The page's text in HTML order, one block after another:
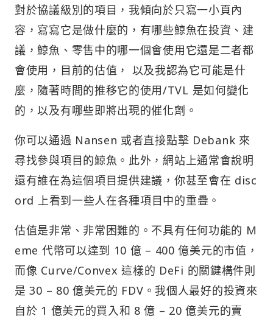
對於協議級別的項目，我傾向於只寫一小頁內
容，寫寫它是做什麼的，有哪些鯨魚在投資、建
議，鯨魚、零售中的哪一個會使用它還是二者都
會使用，目前的估值， 以及我認為它可能是什
麼，隨著時間的推移它的使用/TVL 是如何變化
的，以及有哪些即將出現的催化劑。
你可以通過 Nansen 或者直接點擊 Debank 來
尋找參與項目的鯨魚。此外，網站上通常會說明
還有誰在為這個項目提供建議，你甚至會在 disc
ord 上看到一些人在各種項目中的重疊。
估值是非常、非常困難的。不具有任何功能的 M
eme 代幣可以達到 10 億 – 400 億美元的市值，
而像 Curve/Convex 這樣的 DeFi 的關鍵構件則
是 30 – 80 億美元的 FDV。我個人最好的投資來
自於 1 億美元的買入和 8 億 – 20 億美元的賣